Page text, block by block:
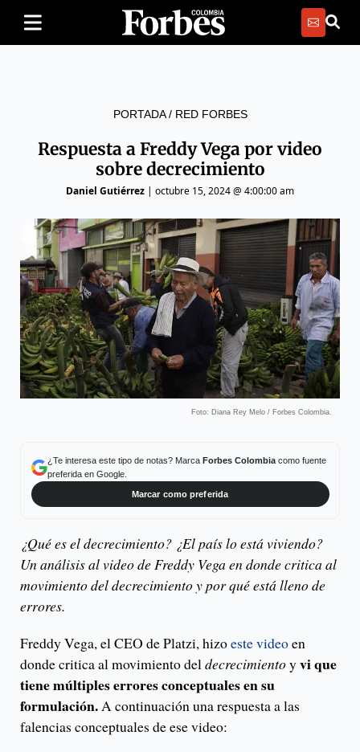
PORTADA/ RED FORBES
Respuesta a Freddy Vega por video
sobre decrecimiento
Daniel Gutiérrez | octubre 15, 2024 @ 4:00:00 am
Foto: Diana Rey Melo / Forbes Colombia.
¿Te interesa este tipo de notas? Marca Forbes Colombiacomo fuente
preferida en Google.
Marcar como preferida
¿Qué es el decrecimiento? ¿El país lo está viviendo?
Un análisis al video de Freddy Vega en donde critica al
movimiento del decrecimiento y por qué está lleno de
errores.
Freddy Vega, el CEO de Platzi, hizoeste videoen
donde critica al movimiento deldecrecimientoyvi que
tiene múltiples errores conceptuales en su
formulación.A continuación una respuesta a las
falencias conceptuales de ese video: